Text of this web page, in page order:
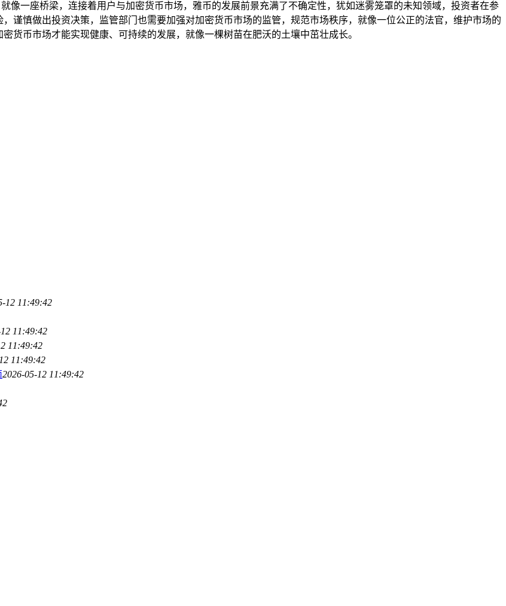
像一座桥梁，连接着用户与加密货币市场，雅币的发展前景充满了不确定性，犹如迷雾笼罩的未知领域，投资者在参
谨慎做出投资决策，监管部门也需要加强对加密货币市场的监管，规范市场秩序，就像一位公正的法官，维护市场的
货币市场才能实现健康、可持续的发展，就像一棵树苗在肥沃的土壤中茁壮成长。
12 11:49:42
11:49:42
11:49:42
11:49:42
2026-05-12 11:49:42